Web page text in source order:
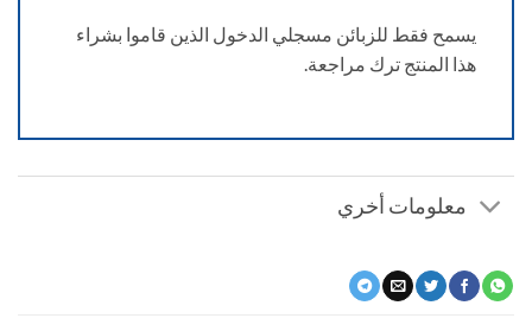
يسمح فقط للزبائن مسجلي الدخول الذين قاموا بشراء
هذا المنتج ترك مراجعة.
معلومات أخري